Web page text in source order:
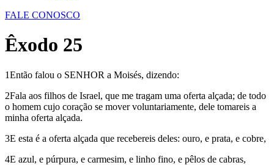
FALE CONOSCO
Êxodo 25
1Então falou o SENHOR a Moisés, dizendo:
2Fala aos filhos de Israel, que me tragam uma oferta alçada; de todo
o homem cujo coração se mover voluntariamente, dele tomareis a
minha oferta alçada.
3E esta é a oferta alçada que recebereis deles: ouro, e prata, e cobre,
4E azul, e púrpura, e carmesim, e linho fino, e pêlos de cabras,